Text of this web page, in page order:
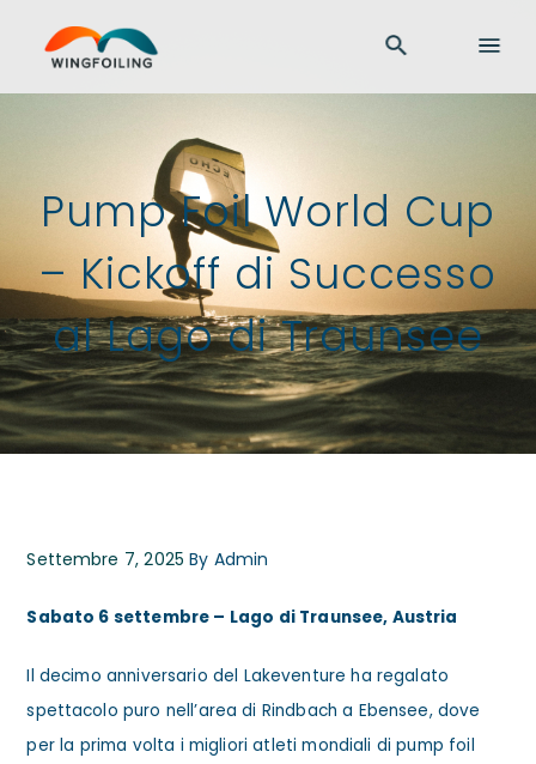
Pump Foil World Cup
– Kickoff di Successo
al Lago di Traunsee
Settembre 7, 2025 By Admin
Sabato 6 settembre – Lago di Traunsee, Austria
Il decimo anniversario del Lakeventure ha regalato
spettacolo puro nell’area di Rindbach a Ebensee, dove
per la prima volta i migliori atleti mondiali di pump foil